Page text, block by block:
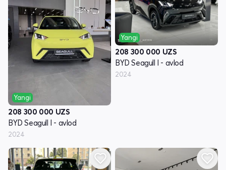
Yangi
208 300 000 UZS
BYD Seagull I - avlod
2024
Yangi
208 300 000 UZS
BYD Seagull I - avlod
2024